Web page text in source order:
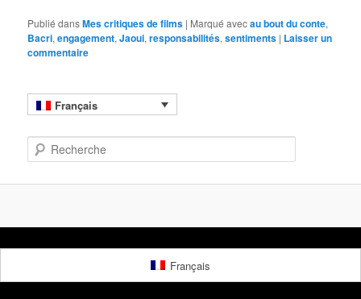
Publié dansMes critiques de films | Marqué avecau bout du conte,
Bacri,engagement,Jaoui,responsabilités,sentiments | Laisser un
commentaire
Français
e
h
Français